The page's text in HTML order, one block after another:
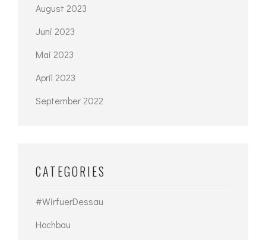
August 2023
Juni 2023
Mai 2023
April 2023
September 2022
CATEGORIES
#WirfuerDessau
Hochbau